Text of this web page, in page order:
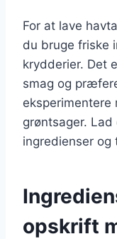
For at lave
du bruge friske
krydderier. Det
smag og
eksperimentere
grøntsager.
ingredienser og
opskrift